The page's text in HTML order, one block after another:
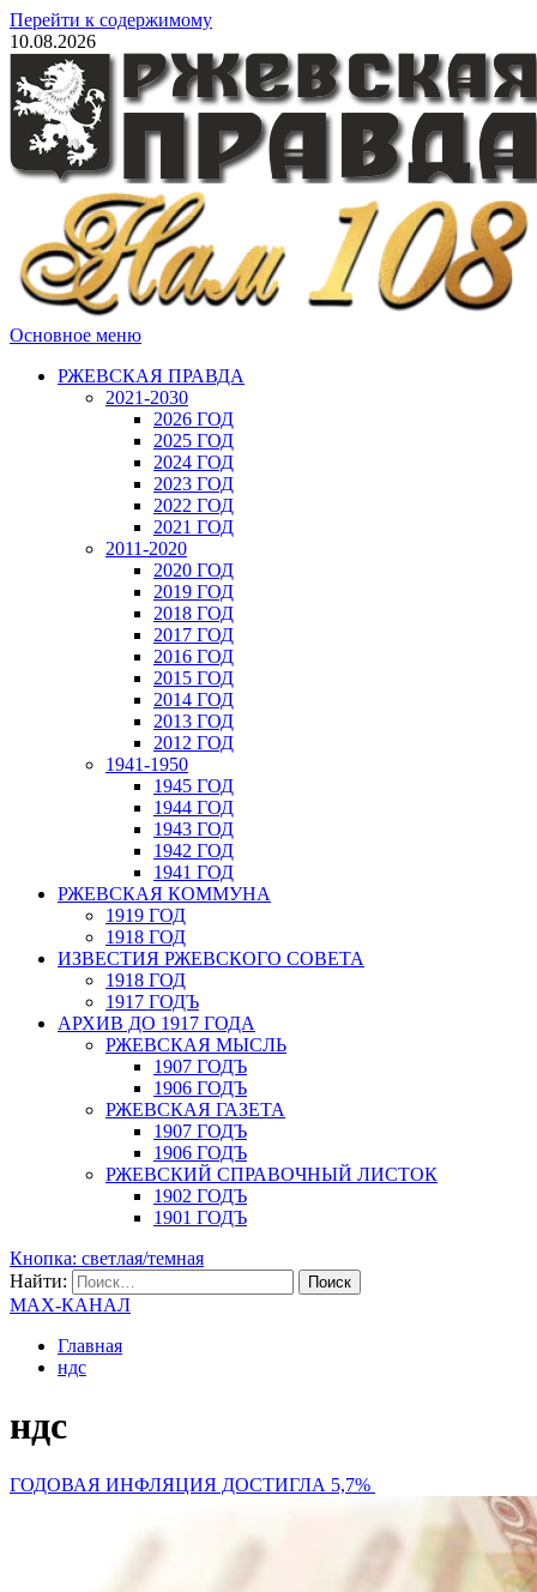
Перейти к содержимому
10.08.2026
Основное меню
РЖЕВСКАЯ ПРАВДА
2021-2030
2026 ГОД
2025 ГОД
2024 ГОД
2023 ГОД
2022 ГОД
2021 ГОД
2011-2020
2020 ГОД
2019 ГОД
2018 ГОД
2017 ГОД
2016 ГОД
2015 ГОД
2014 ГОД
2013 ГОД
2012 ГОД
1941-1950
1945 ГОД
1944 ГОД
1943 ГОД
1942 ГОД
1941 ГОД
РЖЕВСКАЯ КОММУНА
1919 ГОД
1918 ГОД
ИЗВЕСТИЯ РЖЕВСКОГО СОВЕТА
1918 ГОД
1917 ГОДЪ
АРХИВ ДО 1917 ГОДА
РЖЕВСКАЯ МЫСЛЬ
1907 ГОДЪ
1906 ГОДЪ
РЖЕВСКАЯ ГАЗЕТА
1907 ГОДЪ
1906 ГОДЪ
РЖЕВСКИЙ СПРАВОЧНЫЙ ЛИСТОК
1902 ГОДЪ
1901 ГОДЪ
Кнопка: светлая/темная
Найти:
MAX-КАНАЛ
Главная
ндс
ндс
ГОДОВАЯ ИНФЛЯЦИЯ ДОСТИГЛА 5,7%